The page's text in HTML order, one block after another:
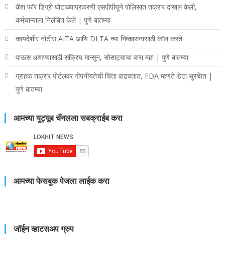
कॅश फॉर डिग्री घोटाळ्याप्रकरणी एसपीपीयूने पोलिसात तक्रार दाखल केली,
कर्मचाऱ्याला निलंबित केले | पुणे बातम्या
कायदेशीर नोटीस AITA आणि DLTA च्या निष्कासनासाठी कॉल करते
पाऊस आणण्यासाठी सक्रिय मान्सून, सोसाट्याचा वारा महा | पुणे बातम्या
ग्राहक तक्रार पोर्टलवर गोपनीयतेची चिंता वाढवतात, FDA म्हणते डेटा सुरक्षित |
पुणे बातम्या
आमच्या युट्यूब चँनलला सबक्राईब करा
आमच्या फेसबुक पेजला लाईक करा
जॉईन व्हाटसअप ग्रुप